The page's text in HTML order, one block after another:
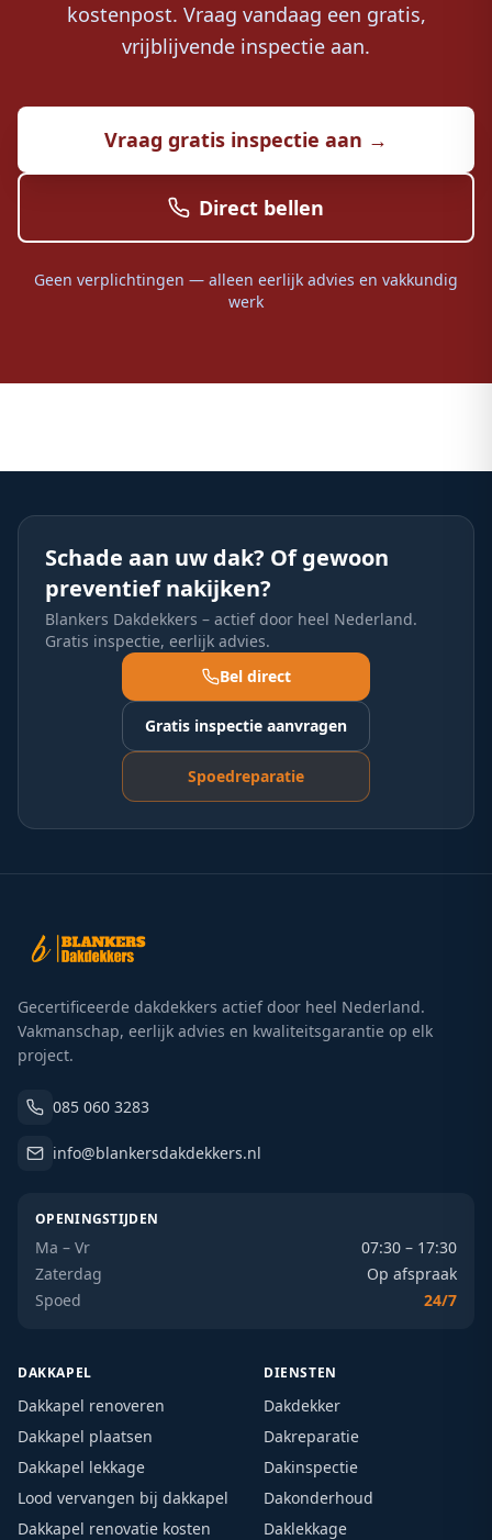
kostenpost. Vraag vandaag een gratis,
vrijblijvende inspectie aan.
Vraag gratis inspectie aan →
Direct bellen
Geen verplichtingen — alleen eerlijk advies en vakkundig
werk
Schade aan uw dak? Of gewoon
preventief nakijken?
Blankers Dakdekkers – actief door heel Nederland.
Gratis inspectie, eerlijk advies.
Bel direct
Gratis inspectie aanvragen
Spoedreparatie
Gecertificeerde dakdekkers actief door heel Nederland.
Vakmanschap, eerlijk advies en kwaliteitsgarantie op elk
project.
085 060 3283
info@blankersdakdekkers.nl
OPENINGSTIJDEN
Ma – Vr
07:30 – 17:30
Zaterdag
Op afspraak
Spoed
24/7
DAKKAPEL
Dakkapel renoveren
Dakkapel plaatsen
Dakkapel lekkage
Lood vervangen bij dakkapel
Dakkapel renovatie kosten
DIENSTEN
Dakdekker
Dakreparatie
Dakinspectie
Dakonderhoud
Daklekkage